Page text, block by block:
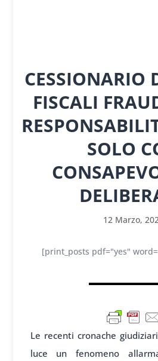
CESSIONARIO
FISCALI
SOLO
12 Marzo,
[print_posts pdf="yes"
Le recenti cronache
luce un fenomeno